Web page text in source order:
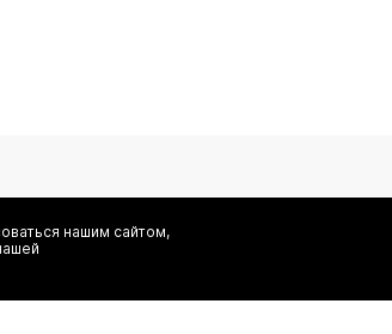
сбор, обработку и хранение моих
нашим сайтом,